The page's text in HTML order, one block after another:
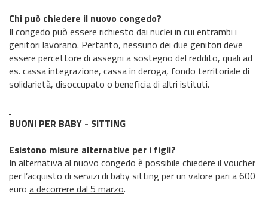
Chi può chiedere il nuovo congedo?
Il congedo può essere richiesto dai nuclei in cui entrambi i
genitori lavorano. Pertanto, nessuno dei due genitori deve
essere percettore di assegni a sostegno del reddito, quali ad
es. cassa integrazione, cassa in deroga, fondo territoriale di
solidarietà, disoccupato o beneficia di altri istituti.
BUONI PER BABY - SITTING
Esistono misure alternative per i figli?
In alternativa al nuovo congedo è possibile chiedere il voucher
per l’acquisto di servizi di baby sitting per un valore pari a 600
euro a decorrere dal 5 marzo.